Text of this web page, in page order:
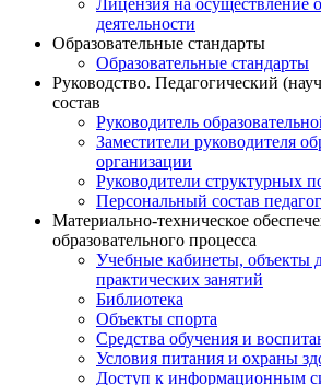
Лицензия на осуществление
деятельности
Образовательные стандарты
Образовательные стандарты
Руководство. Педагогический
состав
Руководитель
Заместители руководителя
организации
Руководители структурных
Персональный состав
Материально-техническое
образовательного процесса
Учебные кабинеты, объекты
практических занятий
Библиотека
Объекты спорта
Средства обучения и
Условия питания и охраны
Доступ к информационным